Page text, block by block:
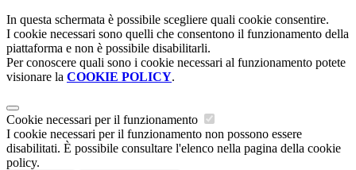
In questa schermata è possibile scegliere quali cookie consentire.
I cookie necessari sono quelli che consentono il funzionamento della
piattaforma e non è possibile disabilitarli.
Per conoscere quali sono i cookie necessari al funzionamento potete
visionare la COOKIE POLICY.
Cookie necessari per il funzionamento
I cookie necessari per il funzionamento non possono essere
disabilitati. È possibile consultare l'elenco nella pagina della cookie
policy.